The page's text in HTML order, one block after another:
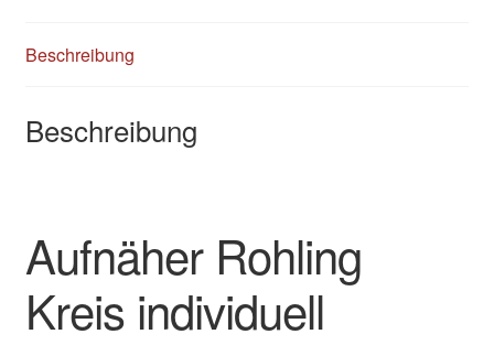
Beschreibung
Beschreibung
Aufnäher Rohling
Kreis individuell